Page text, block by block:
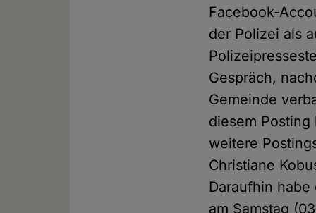
Facebook-
der Polizei als
Gespräch,
Gemeinde
diesem
weitere
Christiane
Daraufhin
am Samstag